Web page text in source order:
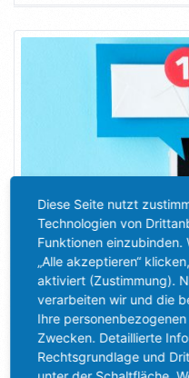
DIE BESONDEREN
Was genau sind denn
Webseite oder Social
Diese Seite nutzt
Technologien von
Funktionen einzubinden.
„Alle akzeptieren“
aktiviert (Zustimmung).
verarbeiten wir und die
Ihre
Zwecken. Detaillierte
Rechtsgrundlage und